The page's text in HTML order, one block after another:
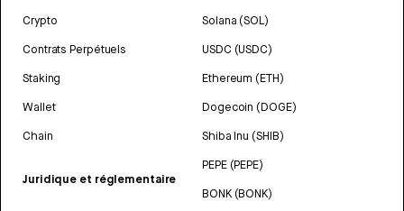
Crypto
Contrats Perpétuels
Staking
Wallet
Chain
Juridique et réglementaire
Solana (SOL)
USDC (USDC)
Ethereum (ETH)
Dogecoin (DOGE)
Shiba Inu (SHIB)
PEPE (PEPE)
BONK (BONK)